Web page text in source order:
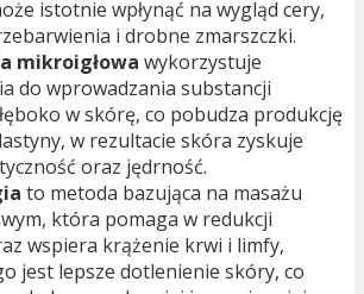
istotnie wpłynąć na wygląd cery,
i drobne zmarszczki.
mikroigłowa wykorzystuje
do wprowadzania substancji
w skórę, co pobudza produkcję
w rezultacie skóra zyskuje
oraz jędrność.
to metoda bazująca na masażu
która pomaga w redukcji
wspiera krążenie krwi i limfy,
jest lepsze dotlenienie skóry, co